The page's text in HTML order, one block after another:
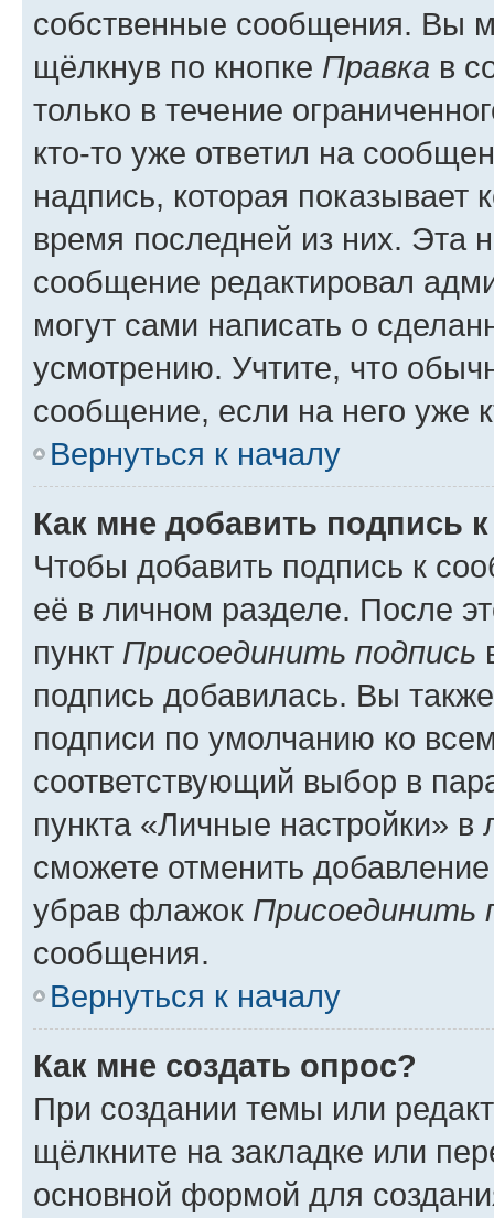
собственные сообщения. Вы
щёлкнув по кнопке Правка в
только в течение
кто-то уже ответил на
надпись, которая показывает
время последней из них. Эта
сообщение редактировал
могут сами написать о
усмотрению. Учтите, что
сообщение, если на него уже
Вернуться к началу
Как мне добавить подпись
Чтобы добавить подпись к
её в личном разделе. После
пункт Присоединить подпись
подпись добавилась. Вы
подписи по умолчанию ко
соответствующий выбор в
пункта «Личные настройки»
сможете отменить
убрав флажок Присоединить
сообщения.
Вернуться к началу
Как мне создать опрос?
При создании темы или
щёлкните на закладке или
основной формой для